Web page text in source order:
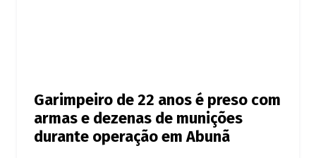
Garimpeiro de 22 anos é preso com
armas e dezenas de munições
durante operação em Abunã